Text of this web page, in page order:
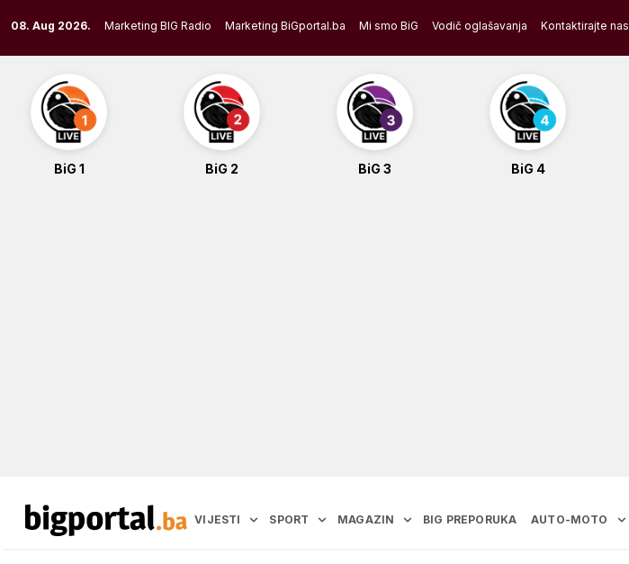
to
content
08. Aug 2026. Marketing BIG Radio Marketing BiGportal.ba Mi smo BiG Vodič oglašavanja Kontaktirajte nas
BiG 1 BiG 2 BiG 3 BiG 4
VIJESTI SPORT MAGAZIN BIG PREPORUKA AUTO-MOTO